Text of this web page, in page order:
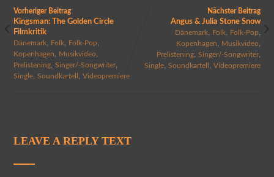
Vorheriger Beitrag
Kingsman: The Golden Circle
Filmkritik
Dänemark, Folk, Folk-Pop
Kopenhagen Musikvideo,
Prelistening, Singer/-Songwriter,
Single, Soundkartell Videopremiere
Nächster Beitrag
Angus & Julia Stone Snow
Dänemark Folk Folk-Pop
Kopenhagen Musikvideo
Prelistening ,Singer/-Songwriter
Single ,Soundkartell ,Videopremiere
LEAVE A REPLY TEXT